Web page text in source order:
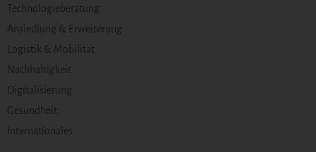
Technologieberatung
Ansiedlung & Erweiterung
Logistik & Mobilität
Nachhaltigkeit
Digitalisierung
Gesundheit
Internationales